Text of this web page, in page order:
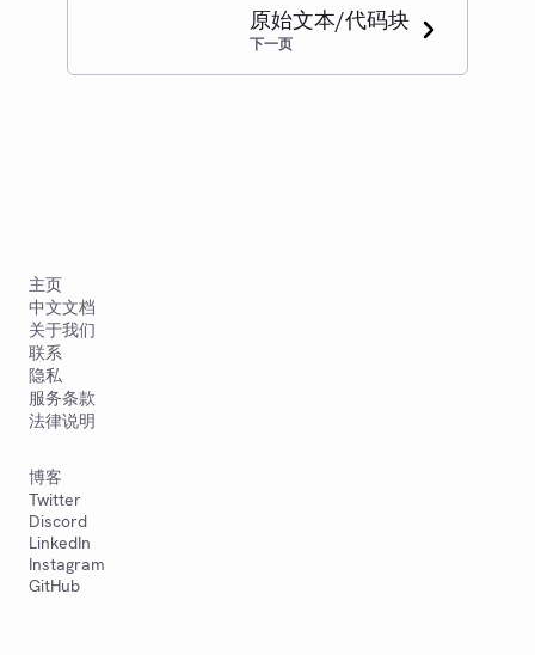
原始文本/代码块
下一页
主页
中文文档
关于我们
联系
隐私
服务条款
法律说明
博客
Twitter
Discord
LinkedIn
Instagram
GitHub